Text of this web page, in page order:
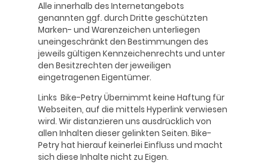
Alle innerhalb des Internetangebots
genannten ggf. durch Dritte geschützten
Marken- und Warenzeichen unterliegen
uneingeschränkt den Bestimmungen des
jeweils gültigen Kennzeichenrechts und unter
den Besitzrechten der jeweiligen
eingetragenen Eigentümer.
Links Bike-Petry Übernimmt keine Haftung für
Webseiten, auf die mittels Hyperlink verwiesen
wird. Wir distanzieren uns ausdrücklich von
allen Inhalten dieser gelinkten Seiten. Bike-
Petry hat hierauf keinerlei Einfluss und macht
sich diese Inhalte nicht zu Eigen.